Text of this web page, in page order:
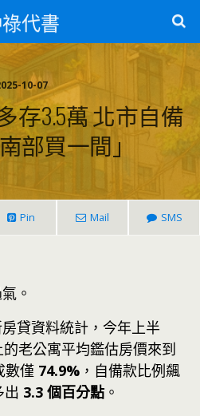
代書
10-07
存3.5萬 北市自備
部買一間」
Pin Mail SMS
。
貸資料統計，今年上半
老公寓平均鑑估房價來到
數僅 74.9% ，自備款比例飆
出 3.3 個百分點 。